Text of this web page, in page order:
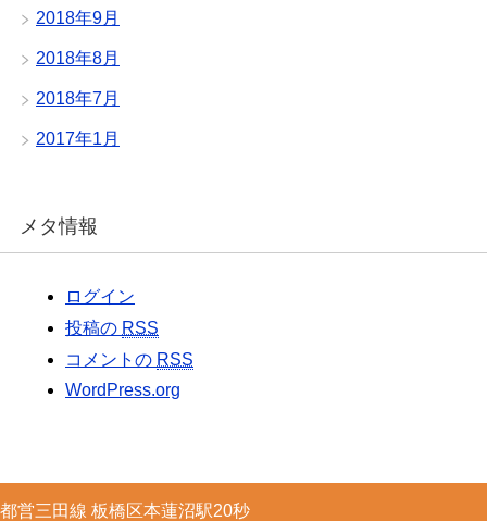
2018年9月
2018年8月
2018年7月
2017年1月
メタ情報
ログイン
投稿の RSS
コメントの RSS
WordPress.org
都営三田線 板橋区本蓮沼駅20秒